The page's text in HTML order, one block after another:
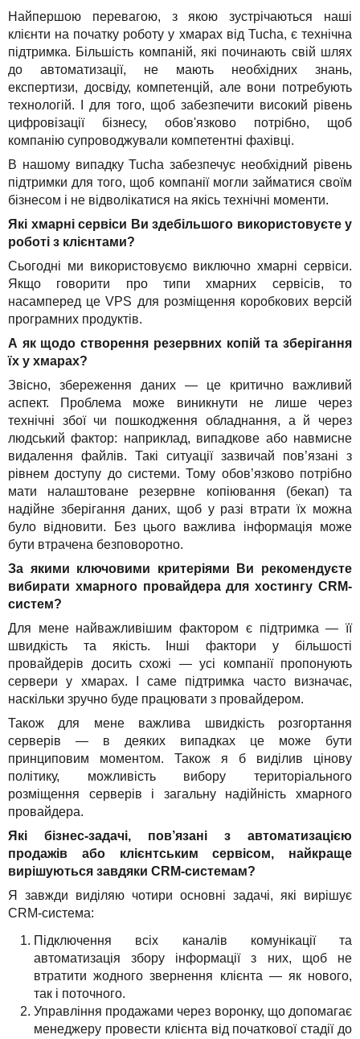
Найпершою перевагою, з якою зустрічаються наші
клієнти на початку роботу у хмарах від Tucha, є технічна
підтримка. Більшість компаній, які починають свій шлях
до автоматизації, не мають необхідних знань,
експертизи, досвіду, компетенцій, але вони потребують
технологій. І для того, щоб забезпечити високий рівень
цифровізації бізнесу, обов'язково потрібно, щоб
компанію супроводжували компетентні фахівці.
В нашому випадку Tucha забезпечує необхідний рівень
підтримки для того, щоб компанії могли займатися своїм
бізнесом і не відволікатися на якісь технічні моменти.
Які хмарні сервіси Ви здебільшого використовуєте у
роботі з клієнтами?
Сьогодні ми використовуємо виключно хмарні сервіси.
Якщо говорити про типи хмарних сервісів, то
насамперед це VPS для розміщення коробкових версій
програмних продуктів.
А як щодо створення резервних копій та зберігання
їх у хмарах?
Звісно, збереження даних — це критично важливий
аспект. Проблема може виникнути не лише через
технічні збої чи пошкодження обладнання, а й через
людський фактор: наприклад, випадкове або навмисне
видалення файлів. Такі ситуації зазвичай пов’язані з
рівнем доступу до системи. Тому обов’язково потрібно
мати налаштоване резервне копіювання (бекап) та
надійне зберігання даних, щоб у разі втрати їх можна
було відновити. Без цього важлива інформація може
бути втрачена безповоротно.
За якими ключовими критеріями Ви рекомендуєте
вибирати хмарного провайдера для хостингу CRM-
систем?
Для мене найважливішим фактором є підтримка — її
швидкість та якість. Інші фактори у більшості
провайдерів досить схожі — усі компанії пропонують
сервери у хмарах. І саме підтримка часто визначає,
наскільки зручно буде працювати з провайдером.
Також для мене важлива швидкість розгортання
серверів — в деяких випадках це може бути
принциповим моментом. Також я б виділив цінову
політику, можливість вибору територіального
розміщення серверів і загальну надійність хмарного
провайдера.
Які бізнес-задачі, пов’язані з автоматизацією
продажів або клієнтським сервісом, найкраще
вирішуються завдяки CRM-системам?
Я завжди виділяю чотири основні задачі, які вирішує
CRM-система:
Підключення всіх каналів комунікації та
автоматизація збору інформації з них, щоб не
втратити жодного звернення клієнта — як нового,
так і поточного.
Управління продажами через воронку, що допомагає
менеджеру провести клієнта від початкової стадії до